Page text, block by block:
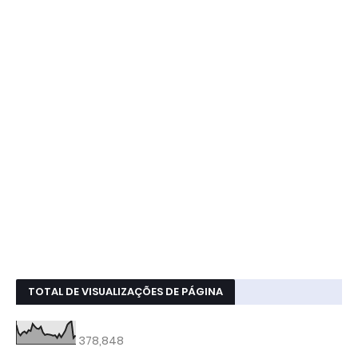
TOTAL DE VISUALIZAÇÕES DE PÁGINA
378,848